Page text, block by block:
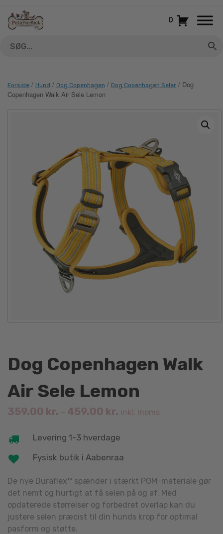
indhold
0
Forside / Hund / Dog Copenhagen / Dog Copenhagen Seler / Dog
Copenhagen Walk Air Sele Lemon
Dog Copenhagen Walk
Air Sele Lemon
359.00 kr. – 459.00 kr. inkl. moms
Levering 1-3 hverdage
Fysisk butik i Aabenraa
De nye Duraflex™ spænder i stærkt POM-materiale gør
det nemt og hurtigt at få selen på og af. Med
opdaterede størrelser og forbedret overlap kan du
justere selen præcist til din hunds krop for optimal
pasform og støtte.